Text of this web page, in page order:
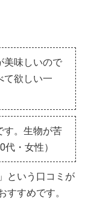
美味しいので
て欲しい一
す。生物が苦
・女性）
という口コミが
すめです。